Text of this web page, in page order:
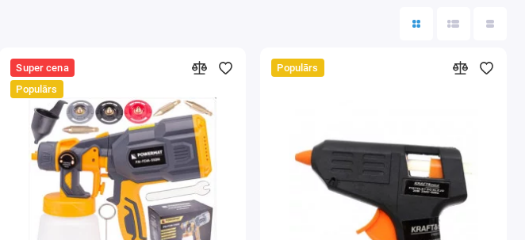
Super cena
Populārs
Populārs